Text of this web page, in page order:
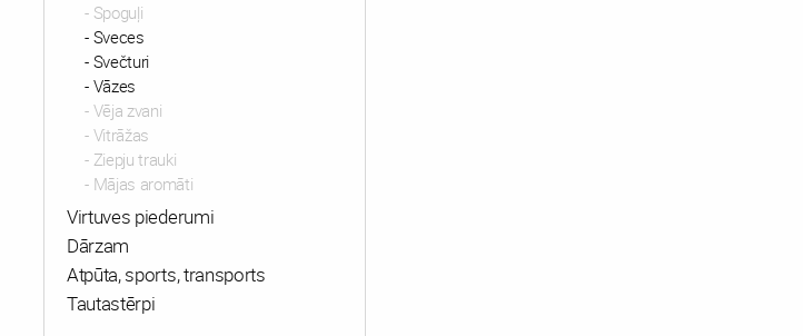
Spoguļi
Sveces
Svečturi
Vāzes
Vēja zvani
Vitrāžas
Ziepju trauki
Mājas aromāti
Virtuves piederumi
Dārzam
Atpūta, sports, transports
Tautastērpi